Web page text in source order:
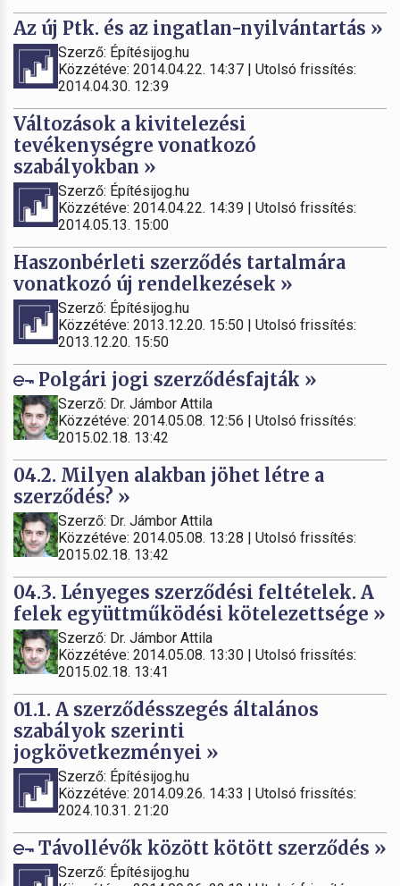
Az új Ptk. és az ingatlan-nyilvántartás »
Szerző: Építésijog.hu
Közzétéve: 2014.04.22. 14:37 | Utolsó frissítés:
2014.04.30. 12:39
Változások a kivitelezési
tevékenységre vonatkozó
szabályokban »
Szerző: Építésijog.hu
Közzétéve: 2014.04.22. 14:39 | Utolsó frissítés:
2014.05.13. 15:00
Haszonbérleti szerződés tartalmára
vonatkozó új rendelkezések »
Szerző: Építésijog.hu
Közzétéve: 2013.12.20. 15:50 | Utolsó frissítés:
2013.12.20. 15:50
Polgári jogi szerződésfajták »
Szerző: Dr. Jámbor Attila
Közzétéve: 2014.05.08. 12:56 | Utolsó frissítés:
2015.02.18. 13:42
04.2. Milyen alakban jöhet létre a
szerződés? »
Szerző: Dr. Jámbor Attila
Közzétéve: 2014.05.08. 13:28 | Utolsó frissítés:
2015.02.18. 13:42
04.3. Lényeges szerződési feltételek. A
felek együttműködési kötelezettsége »
Szerző: Dr. Jámbor Attila
Közzétéve: 2014.05.08. 13:30 | Utolsó frissítés:
2015.02.18. 13:41
01.1. A szerződésszegés általános
szabályok szerinti
jogkövetkezményei »
Szerző: Építésijog.hu
Közzétéve: 2014.09.26. 14:33 | Utolsó frissítés:
2024.10.31. 21:20
Távollévők között kötött szerződés »
Szerző: Építésijog.hu